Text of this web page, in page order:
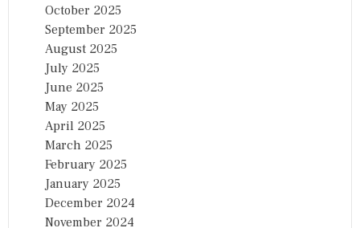
October 2025
September 2025
August 2025
July 2025
June 2025
May 2025
April 2025
March 2025
February 2025
January 2025
December 2024
November 2024